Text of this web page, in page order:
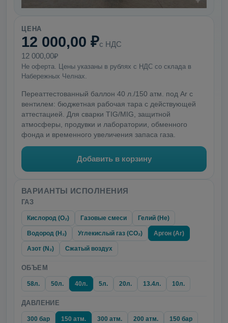
ЦЕНА
12 000,00 ₽с НДС
12 000,00₽
Не оферта. Цены указаны в рублях с НДС со склада в
Набережных Челнах.
Переаттестованный баллон 40 л./150 атм. под Ar с
вентилем: бюджетная рабочая тара с действующей
аттестацией. Для сварки TIG/MIG, защитной
атмосферы, продувки и лаборатории, обменного
фонда и временного увеличения запаса газа.
Добавить в корзину
ВАРИАНТЫ ИСПОЛНЕНИЯ
ГАЗ
Кислород (O₂) Газовые смеси Гелий (He)
Водород (H₂) Углекислый газ (CO₂) Аргон (Ar)
Азот (N₂) Сжатый воздух
ОБЪЕМ
58л. 50л. 40л. 5л. 20л. 13.4л. 10л.
ДАВЛЕНИЕ
300 бар 150 атм. 300 атм. 200 атм. 150 бар